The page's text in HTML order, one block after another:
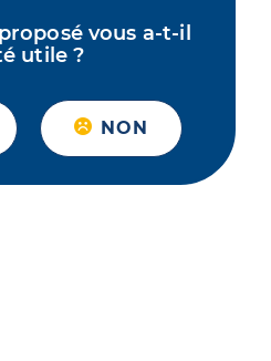
vous a-t-il
utile ?
NON